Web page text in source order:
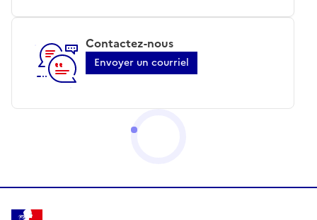
Contactez-nous
Envoyer un courriel